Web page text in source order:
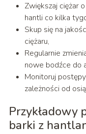
Zwiększaj ciężar
hantli co kilka
Skup się na
ciężaru,
Regularnie
nowe bodźce do
Monitoruj
zależności od
Przykładowy
barki z